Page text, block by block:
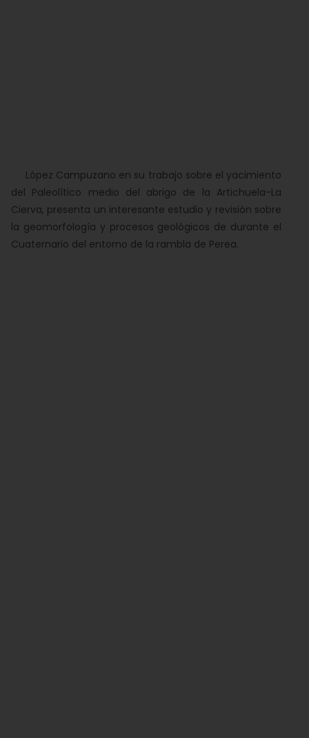
López Campuzano en su trabajo sobre el yacimiento
del Paleolítico medio del abrigo de la Artichuela-La
Cierva, presenta un interesante estudio y revisión sobre
la geomorfología y procesos geológicos de durante el
Cuaternario del entorno de la rambla de Perea.